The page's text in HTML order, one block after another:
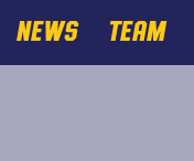
NEWS TEAM